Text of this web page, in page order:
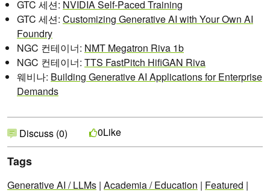
GTC 세션: NVIDIA Self-Paced Training
GTC 세션: Customizing Generative AI with Your Own AI
Foundry
NGC 컨테이너: NMT Megatron Riva 1b
NGC 컨테이너: TTS FastPitch HifiGAN Riva
웨비나: Building Generative AI Applications for Enterprise
Demands
Discuss (0) 0Like
Tags
Generative AI / LLMs | Academia / Education | Featured |